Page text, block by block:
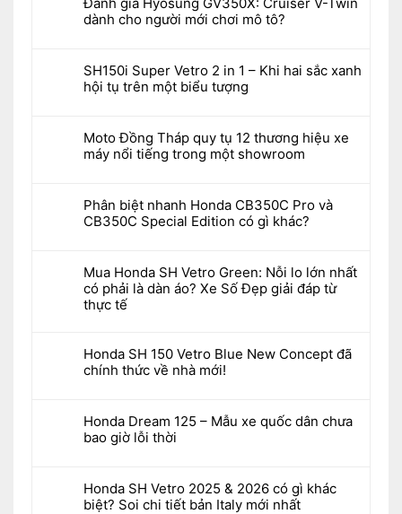
dành cho người mới chơi mô tô?
SH150i Super Vetro 2 in 1 – Khi hai sắc xanh
hội tụ trên một biểu tượng
Moto Đồng Tháp quy tụ 12 thương hiệu xe
máy nổi tiếng trong một showroom
Phân biệt nhanh Honda CB350C Pro và
CB350C Special Edition có gì khác?
Mua Honda SH Vetro Green: Nỗi lo lớn nhất
có phải là dàn áo? Xe Số Đẹp giải đáp từ
thực tế
Honda SH 150 Vetro Blue New Concept đã
chính thức về nhà mới!
Honda Dream 125 – Mẫu xe quốc dân chưa
bao giờ lỗi thời
Honda SH Vetro 2025 & 2026 có gì khác
biệt? Soi chi tiết bản Italy mới nhất